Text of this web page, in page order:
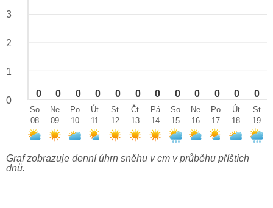
0 0 0 0 0 0 0 0 0 0 0 0
3
2
1
0
So
08
Ne
09
Po
10
Út
11
St
12
Čt
13
Pá
14
So
15
Ne
16
Po
17
Út
18
St
19
Graf zobrazuje denní úhrn sněhu v cm v průběhu příštích
dnů.